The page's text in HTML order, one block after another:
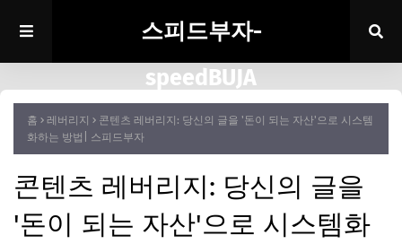
스피드부자-
speedBUJA
홈 레버리지
콘텐츠 레버리지: 당신의 글을 '돈이 되는 자산'으로 시스템
화하는 방법| 스피드부자
콘텐츠 레버리지: 당신의 글을
'돈이 되는 자산'으로 시스템화